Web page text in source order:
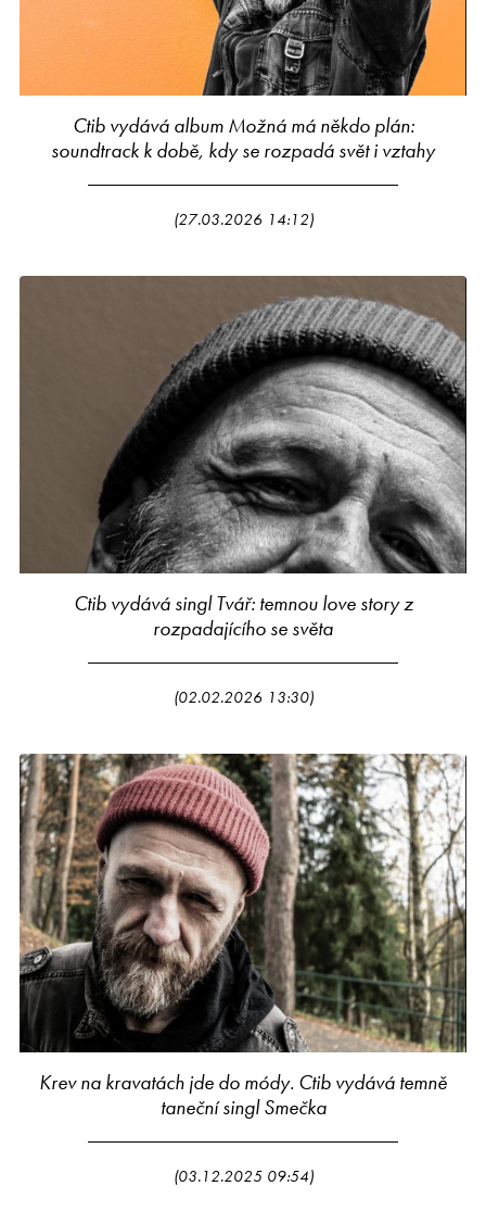
Ctib vydává album Možná má někdo plán:
soundtrack k době, kdy se rozpadá svět i vztahy
(27.03.2026 14:12)
Ctib vydává singl Tvář: temnou love story z
rozpadajícího se světa
(02.02.2026 13:30)
Krev na kravatách jde do módy. Ctib vydává temně
taneční singl Smečka
(03.12.2025 09:54)